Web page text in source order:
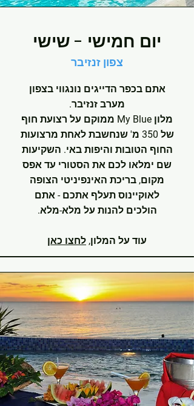
יום חמישי - שישי
צפון זנזיבר
אתם בכפר הדייגים נונגווי בצפון
מערב זנזיבר.
מלון My Blue ממוקם על רצועת חוף
של 350 מ' שנחשבת לאחת מרצועות
החוף הטובות והיפות באי. השקיעות
שם ימלאו לכם את הסטורי עד אפס
מקום, בריכת האינפיניטי הצופה
לאוקיינוס תעלף אתכם - אתם
הולכים להנות על מלא-מלא.
עוד על המלון, לחצו כאן